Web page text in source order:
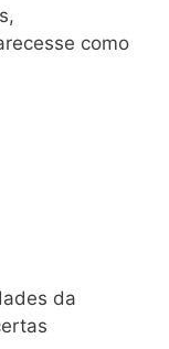
como
da